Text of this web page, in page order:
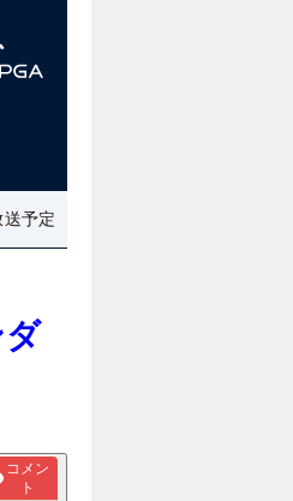
予定
コメン
ト